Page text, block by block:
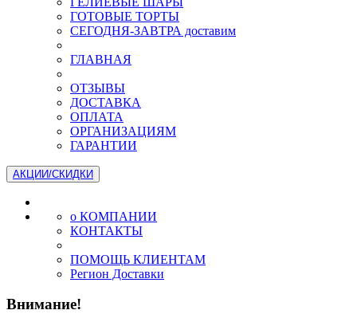
ГОТОВЫЕ ТОРТЫ
СЕГОДНЯ-ЗАВТРА доставим
ГЛАВНАЯ
ОТЗЫВЫ
ДОСТАВКА
ОПЛАТА
ОРГАНИЗАЦИЯМ
ГАРАНТИИ
АКЦИИ/СКИДКИ
о КОМПАНИИ
КОНТАКТЫ
ПОМОЩЬ КЛИЕНТАМ
Регион Доставки
Внимание!